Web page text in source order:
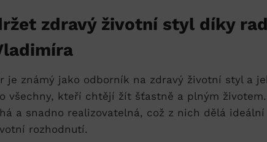
zdravý životní styl díky
je známý jako odborník na zdravý životní styl a
všechny, kteří chtějí žít šťastně a plným
a snadno realizovatelná, což z nich dělá
rozhodnutí.